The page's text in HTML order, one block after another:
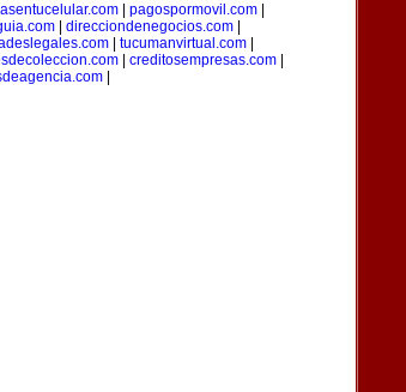
| pagospormovil.com|
| direcciondenegocios.com|
tucumanvirtual.com
creditosempresas.com
|